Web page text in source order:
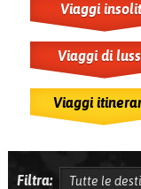
Viaggi
Viaggi di
Viaggi
Filtra: